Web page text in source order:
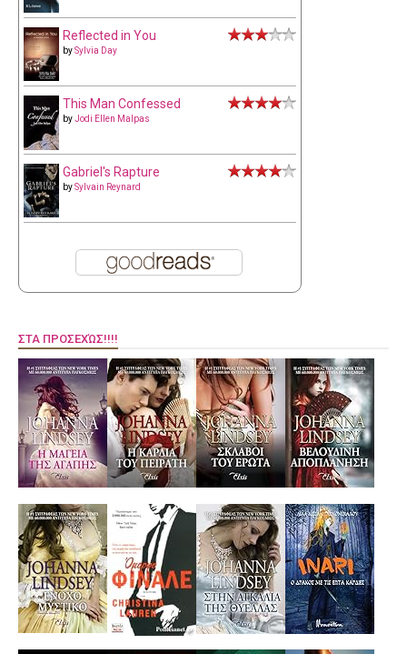
Reflected in You
bySylvia Day
This Man Confessed
byJodi Ellen Malpas
Gabriel's Rapture
bySylvain Reynard
ΣΤΑ ΠΡΟΣΕΧΏΣ!!!!